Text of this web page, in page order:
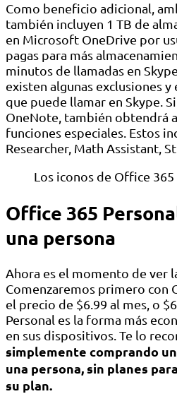
Como beneficio adicional,
también incluyen 1 TB de
en Microsoft OneDrive por
pagas para más
minutos de llamadas en
existen algunas exclusiones y
que puede llamar en Skype.
OneNote, también obtendrá
funciones especiales. Estos
Researcher, Math Assistant,
Los iconos de Office 365
Office 365
una persona
Ahora es el momento de ver
Comenzaremos primero con
el precio de $6.99 al mes, o
Personal es la forma más
en sus dispositivos. Te lo
simplemente comprando
una persona, sin planes
su plan.